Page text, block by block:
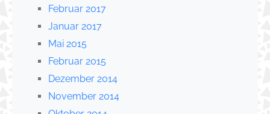
Februar 2017
Januar 2017
Mai 2015
Februar 2015
Dezember 2014
November 2014